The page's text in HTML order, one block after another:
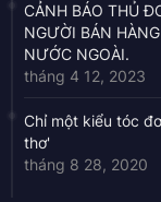
CẢNH BÁO THỦ
NGƯỜI BÁN
NƯỚC NGOÀI.
tháng 4 12, 2023
Chỉ một kiểu tóc
thơ'
tháng 8 28, 2020